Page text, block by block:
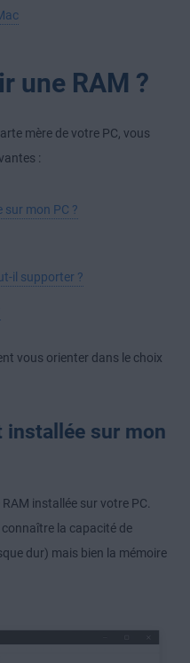
une RAM ?
mère de votre PC, vous
:
sur mon PC ?
il supporter ?
vous orienter dans le choix
installée sur mon
installée sur votre PC.
la capacité de
dur) mais bien la mémoire